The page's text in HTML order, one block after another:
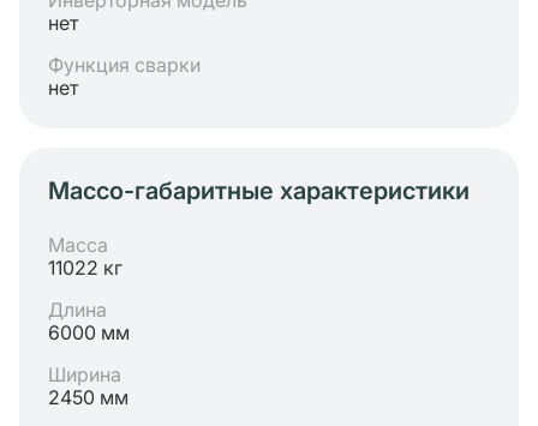
нет
Функция сварки
нет
Массо-габаритные характеристики
Масса
11022 кг
Длина
6000 мм
Ширина
2450 мм